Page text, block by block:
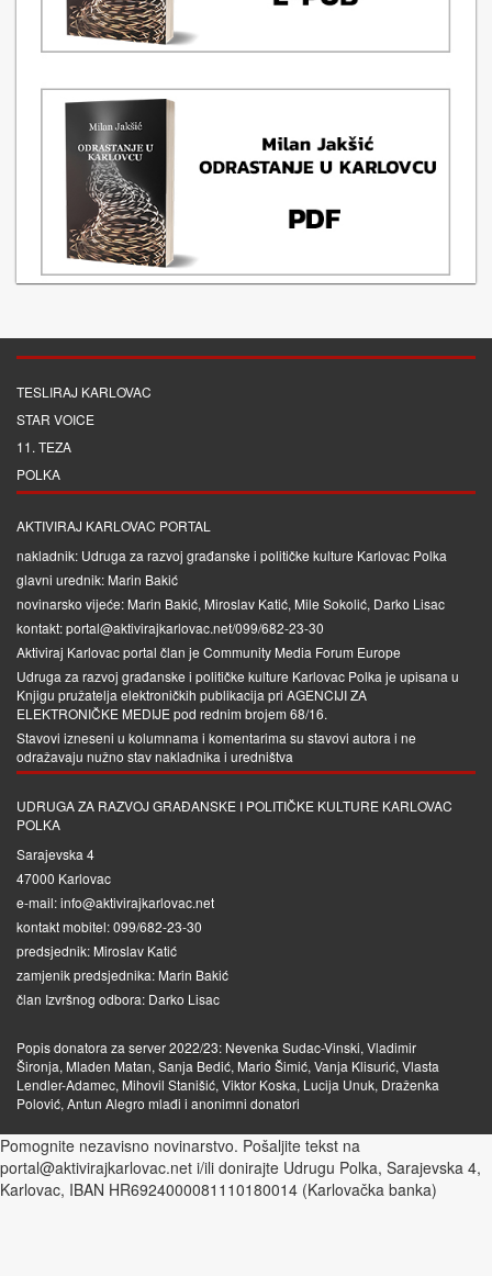
TESLIRAJ KARLOVAC
STAR VOICE
11. TEZA
POLKA
AKTIVIRAJ KARLOVAC PORTAL
nakladnik: Udruga za razvoj građanske i političke kulture Karlovac Polka
glavni urednik: Marin Bakić
novinarsko vijeće: Marin Bakić, Miroslav Katić, Mile Sokolić, Darko Lisac
kontakt: portal@aktivirajkarlovac.net/099/682-23-30
Aktiviraj Karlovac portal član je Community Media Forum Europe
Udruga za razvoj građanske i političke kulture Karlovac Polka je upisana u
Knjigu pružatelja elektroničkih publikacija pri AGENCIJI ZA
ELEKTRONIČKE MEDIJEpod rednim brojem 68/16.
Stavovi izneseni u kolumnama i komentarima su stavovi autora i ne
odražavaju nužno stav nakladnika i uredništva
UDRUGA ZA RAZVOJ GRAĐANSKE I POLITIČKE KULTURE KARLOVAC
POLKA
Sarajevska 4
47000 Karlovac
e-mail: info@aktivirajkarlovac.net
kontakt mobitel: 099/682-23-30
predsjednik: Miroslav Katić
zamjenik predsjednika: Marin Bakić
član Izvršnog odbora: Darko Lisac
Popis donatora za server 2022/23: Nevenka Sudac-Vinski, Vladimir
Šironja, Mladen Matan, Sanja Bedić, Mario Šimić, Vanja Klisurić, Vlasta
Lendler-Adamec, Mihovil Stanišić, Viktor Koska, Lucija Unuk, Draženka
Polović, Antun Alegro mlađi i anonimni donatori
Pomognite nezavisno novinarstvo. Pošaljite tekst na
portal@aktivirajkarlovac.net i/ili donirajte Udrugu Polka, Sarajevska 4,
Karlovac, IBAN HR6924000081110180014 (Karlovačka banka)